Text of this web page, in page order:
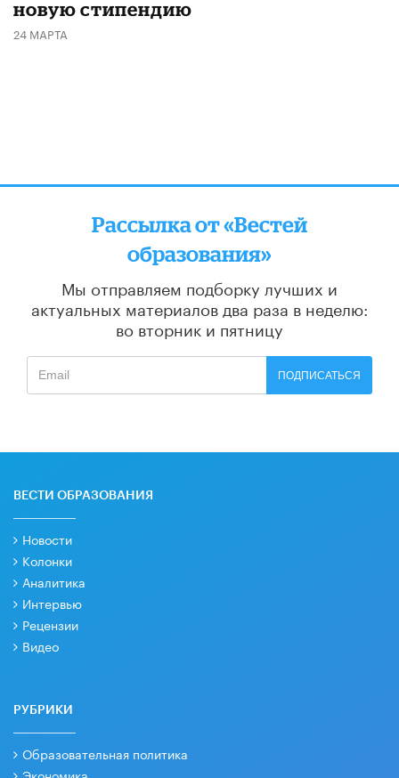
новую стипендию
24 МАРТА
Рассылка от «Вестей
образования»
Мы отправляем подборку лучших и
актуальных материалов два раза в неделю:
во вторник и пятницу
ПОДПИСАТЬСЯ
ВЕСТИ ОБРАЗОВАНИЯ
Новости
Колонки
Аналитика
Интервью
Рецензии
Видео
РУБРИКИ
Образовательная политика